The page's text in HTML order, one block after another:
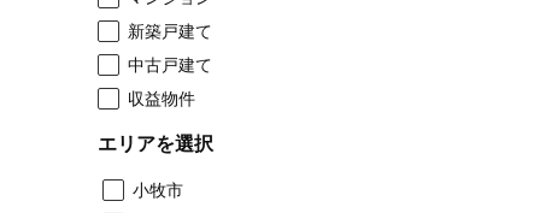
新築戸建て
中古戸建て
収益物件
エリアを選択
小牧市